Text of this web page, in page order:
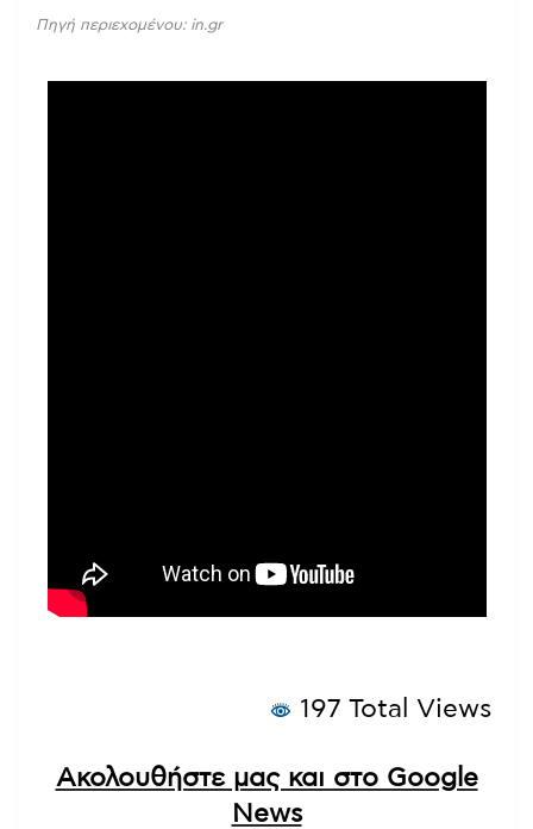
Πηγή περιεχομένου: in.gr
197 Total Views
Ακολουθήστε μας και στο Google
News